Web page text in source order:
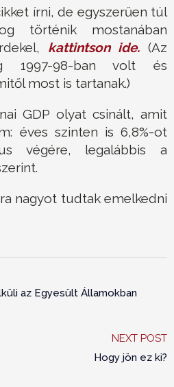
írni, de egyszerűen túl
történik mostanában
kattintson ide.(Az
1997-98-ban volt és
most is tartanak.)
GDP olyat csinált, amit
éves szinten is 6,8%-ot
végére, legalábbis a
nagyot tudtak emelkedni
az Egyesült Államokban
NEXT POST
Hogy jön ez ki?